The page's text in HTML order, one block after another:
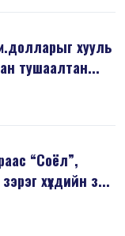
хууль
тушаалтан...
“Соёл”,
хүүхдийн з...